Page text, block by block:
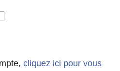
cliquez ici pour vous